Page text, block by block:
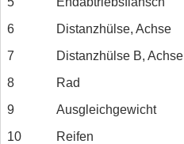
6
Distanzhülse, Achse
7
Distanzhülse B, Achse
8
Rad
9
Ausgleichgewicht
10
Reifen